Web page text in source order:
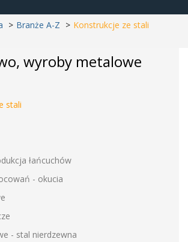
Branże A-Z Konstrukcje ze stali
wyroby metalowe
stali
łańcuchów
- okucia
- stal nierdzewna